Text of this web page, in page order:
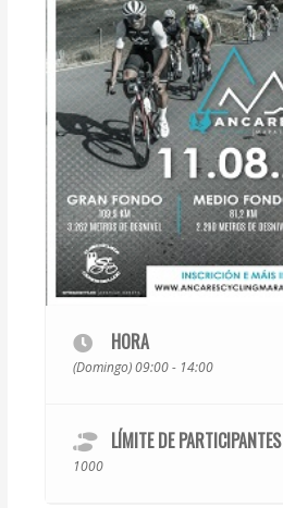
HORA
(Domingo) 09:00 - 14:00
LÍMITE DE PARTICIPANTES
1000